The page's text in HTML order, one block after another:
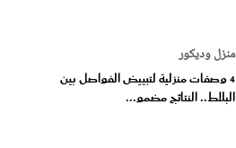
منزل وديكور
4 وصفات منزلية لتبييض الفواصل بين
البلاط.. النتائج مضمو...